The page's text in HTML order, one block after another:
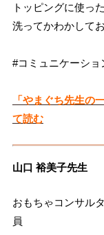
トッピングに使った
洗ってかわかして
#コミュニケーショ
「やまぐち先生
て読む
山口 裕美子先生
おもちゃコンサル
員